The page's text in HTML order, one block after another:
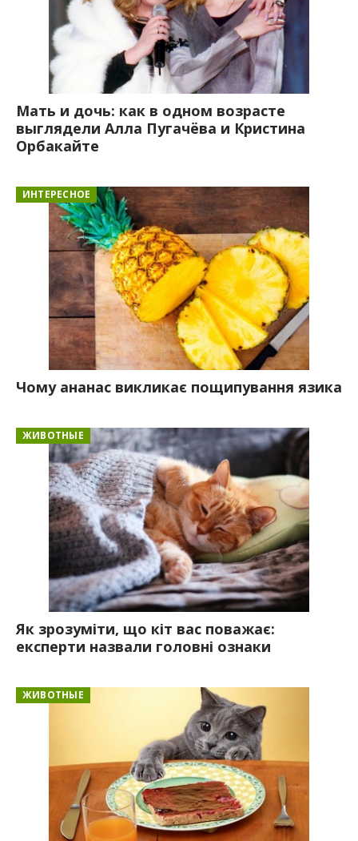
Мать и дочь: как в одном возрасте
выглядели Алла Пугачёва и Кристина
Орбакайте
ИНТЕРЕСНОЕ
Чому ананас викликає пощипування язика
ЖИВОТНЫЕ
Як зрозуміти, що кіт вас поважає:
експерти назвали головні ознаки
ЖИВОТНЫЕ